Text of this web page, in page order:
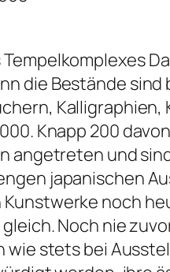
die Bestände
Knapp 200
angetreten und
japanischen
noch
Noch nie
wie stets bei